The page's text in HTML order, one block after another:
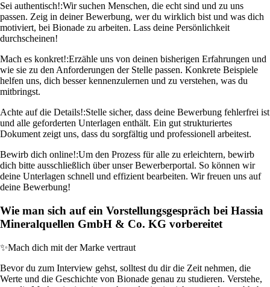
Sei authentisch!:Wir suchen Menschen, die echt sind und zu uns
passen. Zeig in deiner Bewerbung, wer du wirklich bist und was dich
motiviert, bei Bionade zu arbeiten. Lass deine Persönlichkeit
durchscheinen!
Mach es konkret!:Erzähle uns von deinen bisherigen Erfahrungen und
wie sie zu den Anforderungen der Stelle passen. Konkrete Beispiele
helfen uns, dich besser kennenzulernen und zu verstehen, was du
mitbringst.
Achte auf die Details!:Stelle sicher, dass deine Bewerbung fehlerfrei ist
und alle geforderten Unterlagen enthält. Ein gut strukturiertes
Dokument zeigt uns, dass du sorgfältig und professionell arbeitest.
Bewirb dich online!:Um den Prozess für alle zu erleichtern, bewirb
dich bitte ausschließlich über unser Bewerberportal. So können wir
deine Unterlagen schnell und effizient bearbeiten. Wir freuen uns auf
deine Bewerbung!
Wie man sich auf ein Vorstellungsgespräch bei Hassia
Mineralquellen GmbH & Co. KG vorbereitet
✨Mach dich mit der Marke vertraut
Bevor du zum Interview gehst, solltest du dir die Zeit nehmen, die
Werte und die Geschichte von Bionade genau zu studieren. Verstehe,